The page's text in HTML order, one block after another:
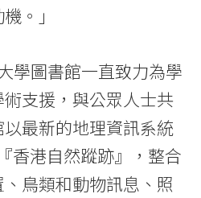
。」
學圖書館一直致力為學
支援，與公眾人士共
最新的地理資訊系統
香港自然蹤跡』，整合
鳥類和動物訊息、照